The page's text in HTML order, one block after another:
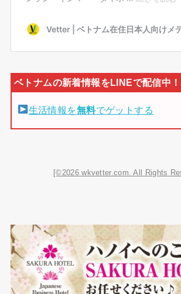
生活情報を無料でゲットする
[©2026 wkvetter.com. All Rights